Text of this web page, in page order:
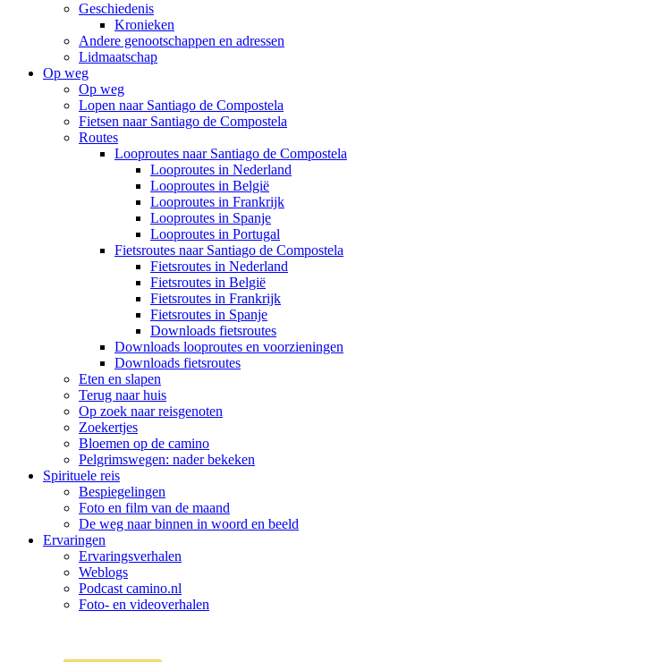
Geschiedenis
Kronieken
Andere genootschappen en adressen
Lidmaatschap
Op weg
Op weg
Lopen naar Santiago de Compostela
Fietsen naar Santiago de Compostela
Routes
Looproutes naar Santiago de Compostela
Looproutes in Nederland
Looproutes in België
Looproutes in Frankrijk
Looproutes in Spanje
Looproutes in Portugal
Fietsroutes naar Santiago de Compostela
Fietsroutes in Nederland
Fietsroutes in België
Fietsroutes in Frankrijk
Fietsroutes in Spanje
Downloads fietsroutes
Downloads looproutes en voorzieningen
Downloads fietsroutes
Eten en slapen
Terug naar huis
Op zoek naar reisgenoten
Zoekertjes
Bloemen op de camino
Pelgrimswegen: nader bekeken
Spirituele reis
Bespiegelingen
Foto en film van de maand
De weg naar binnen in woord en beeld
Ervaringen
Ervaringsverhalen
Weblogs
Podcast camino.nl
Foto- en videoverhalen